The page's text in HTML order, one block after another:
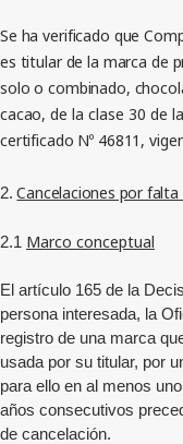
Se ha verificado que
es titular de la marca de
solo o combinado,
cacao,de la clase 30 de
certificado Nº 46811,
2.Cancelaciones por falta
2.1 Marco conceptual
El artículo 165 de la
persona interesada, la
registro de una marca
usada por su titular, por
para ello en al menos
años consecutivos
de cancelación.